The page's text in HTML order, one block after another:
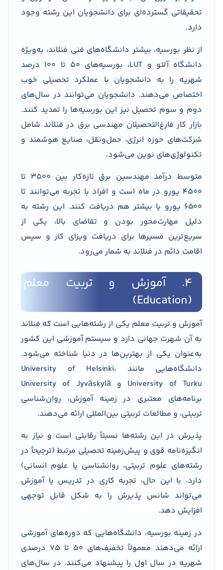
تحقیقاتی گسترده‌ای برای دانشجویان این رشته وجود
دارد.
از نظر بورسیه، بیشتر دانشگاه‌های فنی فنلاند، به‌ویژه
دانشگاه آلتو و LUT، بورسیه‌های ۵۰ تا ۱۰۰ درصد
شهریه را به دانشجویان با عملکرد تحصیلی خوب
اختصاص می‌دهند. دانشجویان می‌توانند در سال‌های
دوم و سوم تحصیل نیز این بورسیه‌ها را تمدید کنند.
بازار کار فارغ‌التحصیلان مهندسی برق در فنلاند شامل
شرکت‌های حوزه انرژی، حمل‌ونقل، صنایع هوشمند و
تکنولوژی‌های نوین می‌شود.
متوسط درآمد مهندسین برق تازه‌کار بین ۳۵۰۰ تا
۴۵۰۰ یورو در ماه است و افراد با تجربه می‌توانند تا
۶۵۰۰ یورو یا بیشتر هم دریافت کنند. این رشته به
دلیل مهارت‌محور بودن و تقاضای بالا، یکی از
سریع‌ترین مسیرها برای دریافت ویزای کار و سپس
اقامت دائم در فنلاند به شمار می‌رود.
4. آموزش و تربیت معلم
(Education)
آموزش و تربیت معلم یکی از رشته‌هایی است که فنلاند
به آن شهرت جهانی دارد و سیستم آموزشی این کشور
به‌عنوان یکی از بهترین‌ها در دنیا شناخته می‌شود.
دانشگاه‌هایی مانند University of Helsinki،
University of Turku و University of Jyväskylä
برنامه‌های معتبری در زمینه آموزش، روان‌شناسی
تربیتی، و مطالعات تربیتی بین‌المللی ارائه می‌دهند.
پذیرش در این رشته‌ها نسبتاً رقابتی است و نیاز به
انگیزه‌نامه قوی و پیش‌زمینه تحصیلی مرتبط (ترجیحاً در
رشته‌های علوم تربیتی، روانشناسی یا علوم انسانی)
دارد. با این حال، تجربه کاری در تدریس یا آموزش
می‌تواند شانس پذیرش را به شکل قابل توجهی
افزایش دهد.
در زمینه بورسیه، دانشگاه‌هایی که دوره‌های آموزشی
ارائه می‌دهند معمولاً تخفیف‌های ۵۰ تا ۷۵ درصدی
شهریه در سال اول را پیشنهاد می‌کنند. در سال‌های